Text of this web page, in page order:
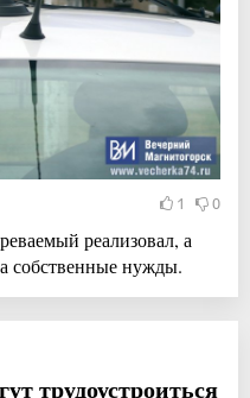
1 0
реализовал, а
собственные нужды.
трудоустроиться